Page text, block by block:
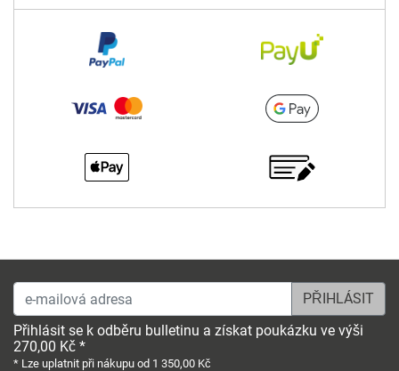
e-mailová adresa
Přihlásit se k odběru bulletinu a získat poukázku ve výši
270,00 Kč *
* Lze uplatnit při nákupu od 1 350,00 Kč